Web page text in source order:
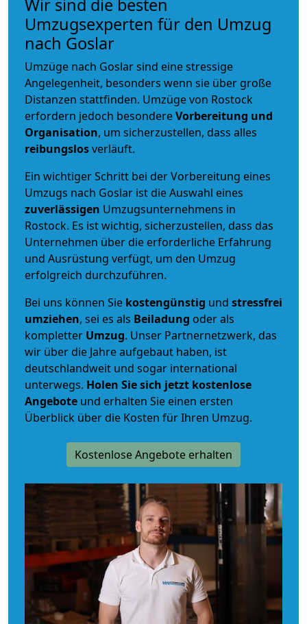
Wir sind die besten
Umzugsexperten für den Umzug
nach Goslar
Umzüge nach Goslar sind eine stressige
Angelegenheit, besonders wenn sie über große
Distanzen stattfinden. Umzüge von Rostock
erfordern jedoch besondereVorbereitung und
Organisation, um sicherzustellen, dass alles
reibungslosverläuft.
Ein wichtiger Schritt bei der Vorbereitung eines
Umzugs nach Goslar ist die Auswahl eines
zuverlässigen Umzugsunternehmens in
Rostock. Es ist wichtig, sicherzustellen, dass das
Unternehmen über die erforderliche Erfahrung
und Ausrüstung verfügt, um den Umzug
erfolgreich durchzuführen.
Bei uns können Sie kostengünstig und stressfrei
umziehen, sei es als Beiladung oder als
kompletter Umzug. Unser Partnernetzwerk, das
wir über die Jahre aufgebaut haben, ist
deutschlandweit und sogar international
unterwegs. Holen Sie sich jetzt kostenlose
Angebote und erhalten Sie einen ersten
Überblick über die Kosten für Ihren Umzug.
Kostenlose Angebote erhalten